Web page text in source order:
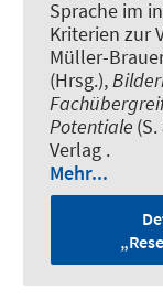
Sprache im
Kriterien zur
Müller-
(Hrsg.),
Potentiale
Verlag .
Mehr...